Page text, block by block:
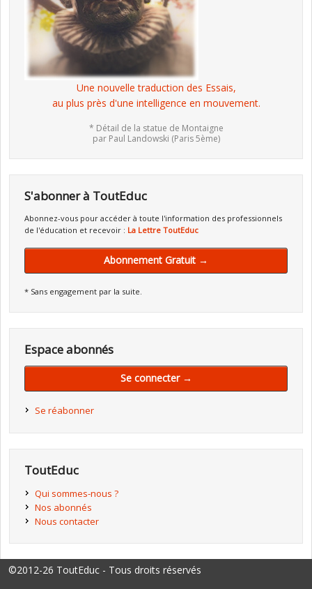
Une nouvelle traduction des Essais,
au plus près d'une intelligence en mouvement.
* Détail de la statue de Montaigne
par Paul Landowski (Paris 5ème)
S'abonner à ToutEduc
Abonnez-vous pour accéder à toute l'information des professionnels
de l'éducation et recevoir : La Lettre ToutEduc
Abonnement Gratuit →
* Sans engagement par la suite.
Espace abonnés
Se connecter →
Se réabonner
ToutEduc
Qui sommes-nous ?
Nos abonnés
Nous contacter
©2012-26 ToutEduc - Tous droits réservés